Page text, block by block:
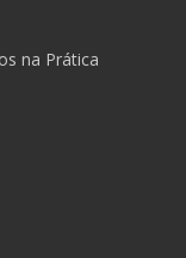
na Prática